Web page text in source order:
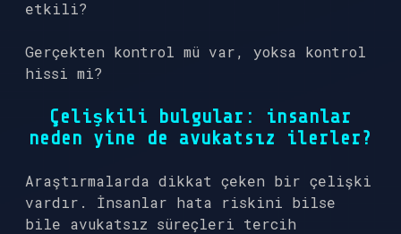
etkili?
Gerçekten kontrol mü var, yoksa kontrol
hissi mi?
Çelişkili bulgular: insanlar
neden yine de avukatsız ilerler?
Araştırmalarda dikkat çeken bir çelişki
vardır. İnsanlar hata riskini bilse
bile avukatsız süreçleri tercih